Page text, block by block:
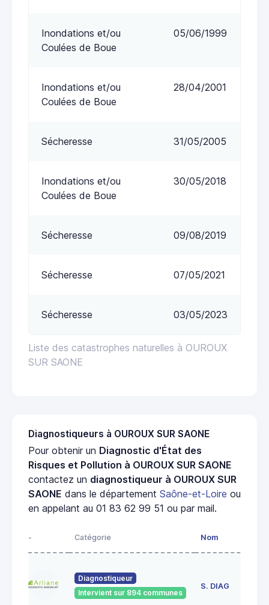
Liste des catastrophes naturelles à OUROUX
SUR SAONE
Inondations et/ou
Coulées de Boue
05/06/1999
Inondations et/ou
Coulées de Boue
28/04/2001
Sécheresse 31/05/2005
Inondations et/ou
Coulées de Boue
30/05/2018
Sécheresse 09/08/2019
Sécheresse 07/05/2021
Sécheresse 03/05/2023
Diagnostiqueurs à OUROUX SUR SAONE
Pour obtenir un Diagnostic d'État des
Risques et Pollution à OUROUX SUR SAONE
contactez un diagnostiqueur à OUROUX SUR
SAONE dans le département Saône-et-Loire ou
en appelant au 01 83 62 99 51 ou par mail.
- Catégorie Nom
Diagnostiqueur
Intervient sur 894 communes
S. DIAG